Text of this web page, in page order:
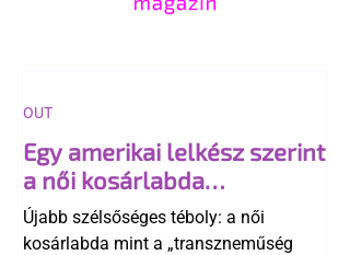
Egy amerikai lelkész szerint
a női kosárlabda
transzneműséghez vezet
Újabb szélsőséges téboly: a női
kosárlabda mint a „transzneműség
OUT